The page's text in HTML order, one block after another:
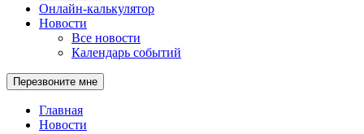
Онлайн-калькулятор
Новости
Все новости
Календарь событий
Перезвоните мне
Главная
Новости